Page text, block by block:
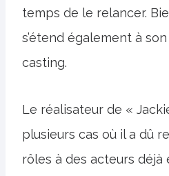
temps de le relancer.
s’étend également à
casting.
Le réalisateur de «
plusieurs cas où il a dû
rôles à des acteurs